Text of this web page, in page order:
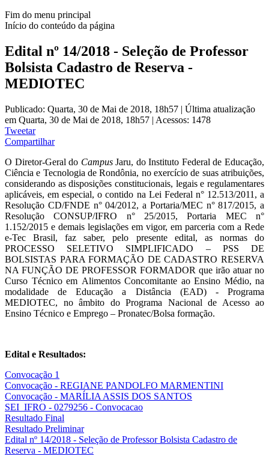
Fim do menu principal
Início do conteúdo da página
Edital nº 14/2018 - Seleção de Professor
Bolsista Cadastro de Reserva -
MEDIOTEC
Publicado: Quarta, 30 de Mai de 2018, 18h57 | Última atualização
em Quarta, 30 de Mai de 2018, 18h57 | Acessos: 1478
Tweetar
Compartilhar
O Diretor-Geral do CampusJaru, do Instituto Federal de Educação,
Ciência e Tecnologia de Rondônia, no exercício de suas atribuições,
considerando as disposições constitucionais, legais e regulamentares
aplicáveis, em especial, o contido na Lei Federal n° 12.513/2011, a
Resolução CD/FNDE n° 04/2012, a Portaria/MEC n° 817/2015, a
Resolução CONSUP/IFRO n° 25/2015, Portaria MEC n°
1.152/2015 e demais legislações em vigor, em parceria com a Rede
e-Tec Brasil, faz saber, pelo presente edital, as normas do
PROCESSO SELETIVO SIMPLIFICADO – PSS DE
BOLSISTAS PARA FORMAÇÃO DE CADASTRO RESERVA
NA FUNÇÃO DE PROFESSOR FORMADOR que irão atuar no
Curso Técnico em Alimentos Concomitante ao Ensino Médio, na
modalidade de Educação a Distância (EAD) - Programa
MEDIOTEC, no âmbito do Programa Nacional de Acesso ao
Ensino Técnico e Emprego – Pronatec/Bolsa formação.
Edital e Resultados:
Convocação 1
Convocação - REGIANE PANDOLFO MARMENTINI
Convocação - MARÍLIA ASSIS DOS SANTOS
SEI_IFRO - 0279256 - Convocacao
Resultado Final
Resultado Preliminar
Edital nº 14/2018 - Seleção de Professor Bolsista Cadastro de
Reserva - MEDIOTEC